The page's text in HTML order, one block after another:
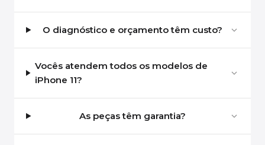
O diagnóstico e orçamento têm custo?
Vocês atendem todos os modelos de
iPhone 11?
As peças têm garantia?